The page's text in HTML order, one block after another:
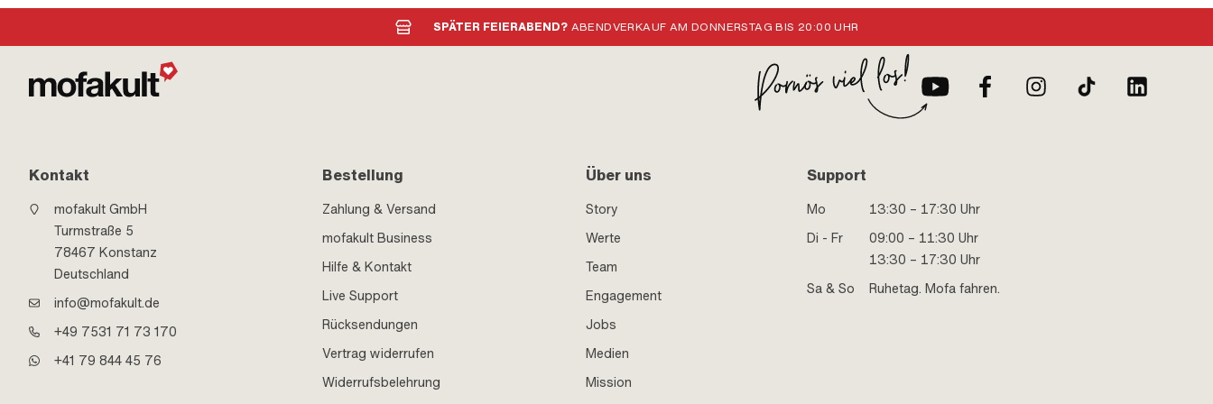
SPÄTER FEIERABEND? ABENDVERKAUF AM DONNERSTAG BIS 20:00 UHR
Kontakt
mofakult GmbH
Turmstraße 5
78467 Konstanz
Deutschland
info@mofakult.de
+49 7531 71 73 170
+41 79 844 45 76
Bestellung
Zahlung & Versand
mofakult Business
Hilfe & Kontakt
Live Support
Rücksendungen
Vertrag widerrufen
Widerrufsbelehrung
Über uns
Story
Werte
Team
Engagement
Jobs
Medien
Mission
Support
Mo
13:30 – 17:30 Uhr
Di - Fr
09:00 – 11:30 Uhr
13:30 – 17:30 Uhr
Sa & So
Ruhetag. Mofa fahren.